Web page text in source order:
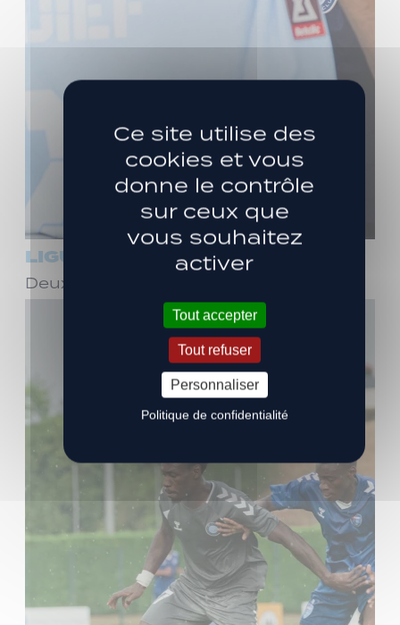
LIGUE 3
Deux ans de plus avec Stéphane Dief !
Ce site utilise des
cookies et vous
donne le contrôle
sur ceux que
vous souhaitez
activer
Tout accepter
Tout refuser
Personnaliser
Politique de confidentialité